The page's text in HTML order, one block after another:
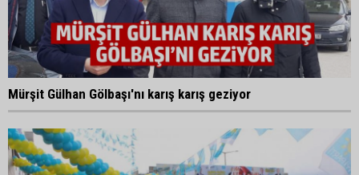
Mürşit Gülhan Gölbaşı'nı karış karış geziyor